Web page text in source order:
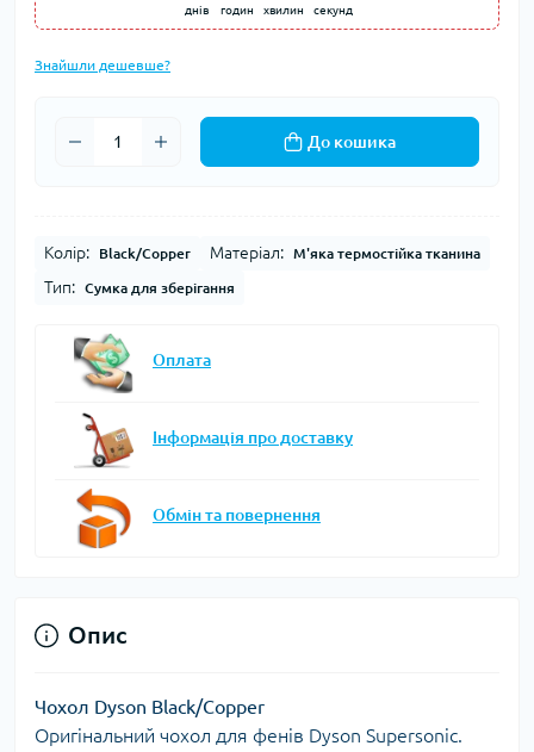
днів годин хвилин секунд
Знайшли дешевше?
До кошика
Колір: Black/Copper Матеріал: М'яка термостійка тканина
Тип: Сумка для зберігання
Оплата
Інформація про доставку
Обмін та повернення
Опис
Чохол Dyson Black/Copper
Оригінальний чохол для фенів Dyson Supersonic.